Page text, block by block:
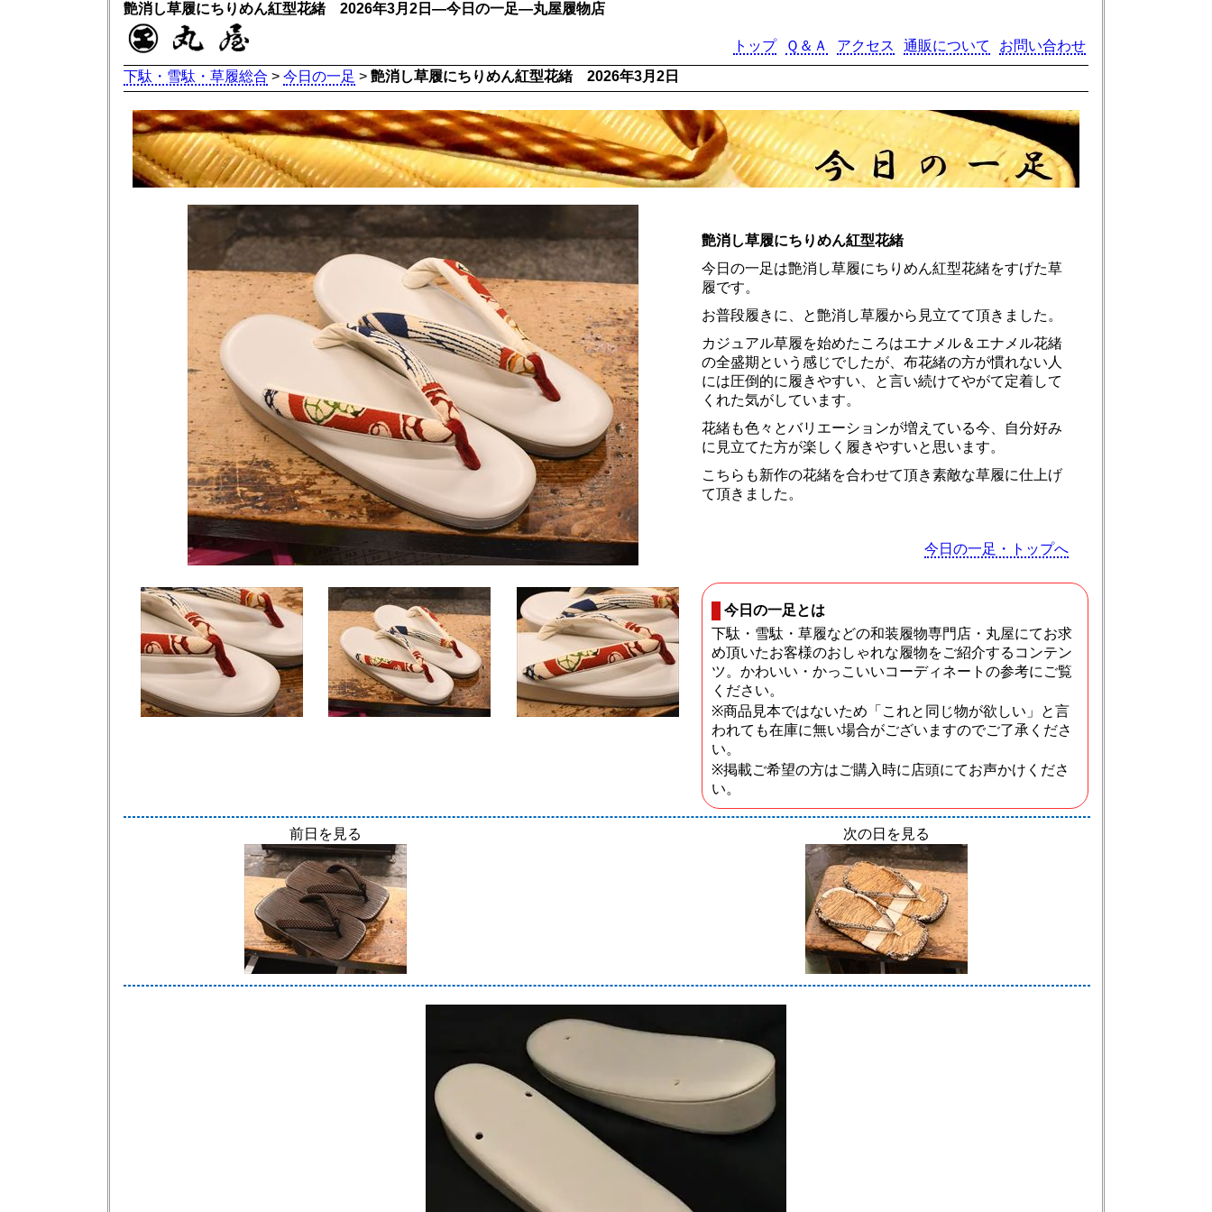
艶消し草履にちりめん紅型花緒 2026年3月2日―今日の一足―丸屋履物店
トップ Ｑ＆Ａ アクセス 通販について
お問い合わせ
下駄・雪駄・草履総合 > 今日の一足 > 艶消し草履にちりめん紅型花緒 2026年3月2日
艶消し草履にちりめん紅型花緒
今日の一足は艶消し草履にちりめん紅型花緒をすげた草
履です。
お普段履きに、と艶消し草履から見立てて頂きました。
カジュアル草履を始めたころはエナメル＆エナメル花緒
の全盛期という感じでしたが、布花緒の方が慣れない人
には圧倒的に履きやすい、と言い続けてやがて定着して
くれた気がしています。
花緒も色々とバリエーションが増えている今、自分好み
に見立てた方が楽しく履きやすいと思います。
こちらも新作の花緒を合わせて頂き素敵な草履に仕上げ
て頂きました。
今日の一足・トップへ
今日の一足とは
下駄・雪駄・草履などの和装履物専門店・丸屋にてお求
め頂いたお客様のおしゃれな履物をご紹介するコンテン
ツ。かわいい・かっこいいコーディネートの参考にご覧
ください。
※商品見本ではないため「これと同じ物が欲しい」と言
われても在庫に無い場合がございますのでご了承くださ
い。
※掲載ご希望の方はご購入時に店頭にてお声かけくださ
い。
前日を見る 次の日を見る